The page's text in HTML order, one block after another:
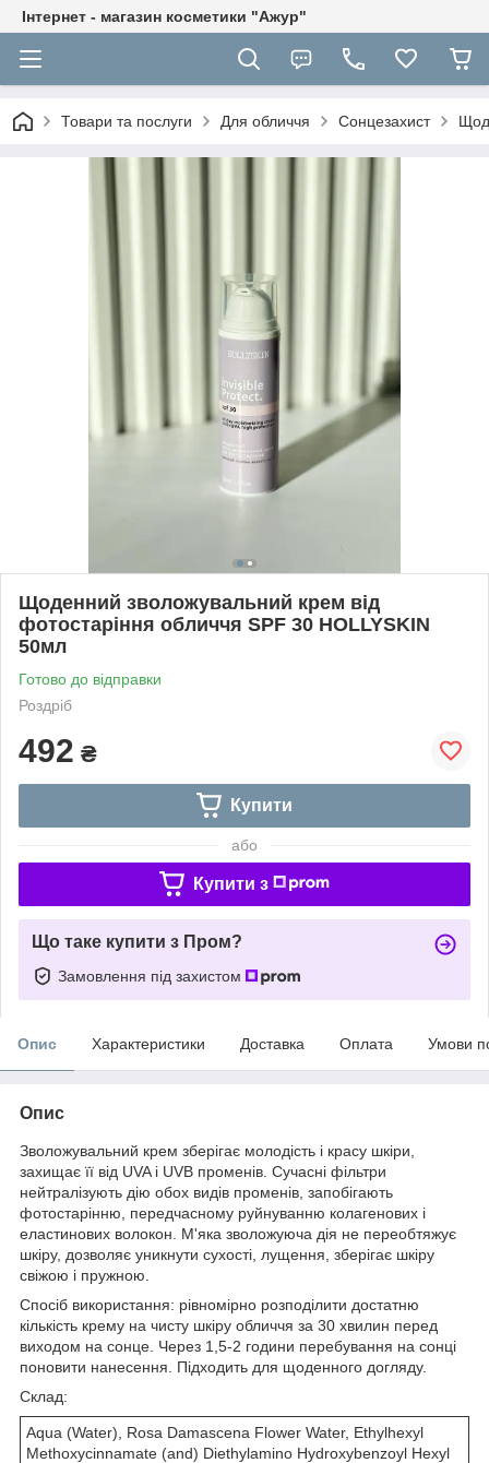
Інтернет - магазин косметики "Ажур"
Товари та послуги Для обличчя Сонцезахист
Щоденний зволожувальний крем від
фотостаріння обличчя SPF 30 HOLLYSKIN
50мл
Готово до відправки
Роздріб
492 ₴
Купити
або
Купити з
Що таке купити з Пром?
Замовлення під захистом
Опис Характеристики Доставка Оплата Умови
Опис
Зволожувальний крем зберігає молодість і красу шкіри,
захищає її від UVA і UVB променів. Сучасні фільтри
нейтралізують дію обох видів променів, запобігають
фотостарінню, передчасному руйнуванню колагенових і
еластинових волокон. М'яка зволожуюча дія не переобтяжує
шкіру, дозволяє уникнути сухості, лущення, зберігає шкіру
свіжою і пружною.
Спосіб використання: рівномірно розподілити достатню
кількість крему на чисту шкіру обличчя за 30 хвилин перед
виходом на сонце. Через 1,5-2 години перебування на сонці
поновити нанесення. Підходить для щоденного догляду.
Склад:
Aqua (Water), Rosa Damascena Flower Water, Ethylhexyl
Methoxycinnamate (and) Diethylamino Hydroxybenzoyl Hexyl